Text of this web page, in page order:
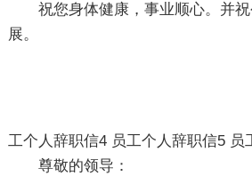
祝您身体健康，事业顺心。并
展。
工个人辞职信4
尊敬的领导：
员工个人辞职信5 员